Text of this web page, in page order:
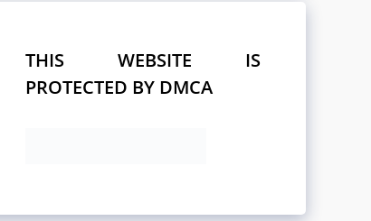
THIS WEBSITE IS
PROTECTED BY DMCA